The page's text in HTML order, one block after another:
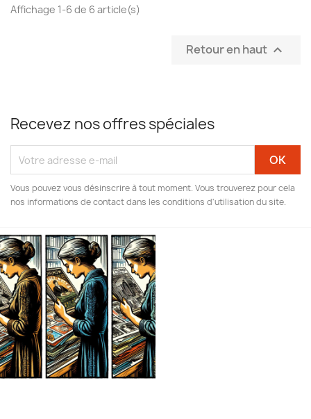
Affichage 1-6 de 6 article(s)
Retour en haut 
Recevez nos offres spéciales
Vous pouvez vous désinscrire à tout moment. Vous trouverez pour cela
nos informations de contact dans les conditions d'utilisation du site.